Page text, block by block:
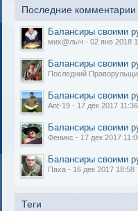
Последние комментарии
Балансиры своими
мих@лыч - 02 янв 2018
Балансиры своими
Последний
Балансиры своими
Ant-19 - 17 дек 2017 11:36
Балансиры своими
Феникс - 17 дек 2017
Балансиры своими
Паха - 16 дек 2017 18:58
Теги